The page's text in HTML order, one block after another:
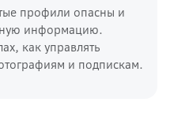
профили опасны и
информацию.
как управлять
и подпискам.